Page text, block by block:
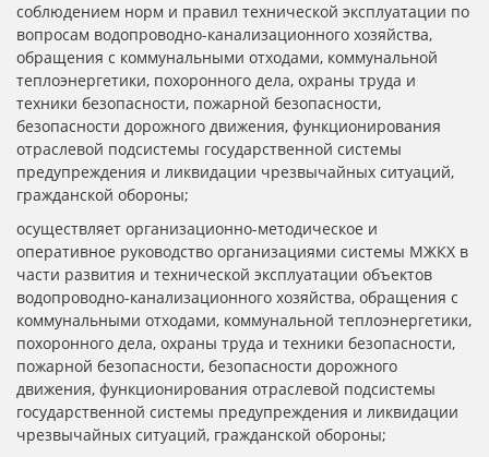
соблюдением норм и правил технической эксплуатации по
вопросам водопроводно-канализационного хозяйства,
обращения с коммунальными отходами, коммунальной
теплоэнергетики, похоронного дела, охраны труда и
техники безопасности, пожарной безопасности,
безопасности дорожного движения, функционирования
отраслевой подсистемы государственной системы
предупреждения и ликвидации чрезвычайных ситуаций,
гражданской обороны;
осуществляет организационно-методическое и
оперативное руководство организациями системы МЖКХ в
части развития и технической эксплуатации объектов
водопроводно-канализационного хозяйства, обращения с
коммунальными отходами, коммунальной теплоэнергетики,
похоронного дела, охраны труда и техники безопасности,
пожарной безопасности, безопасности дорожного
движения, функционирования отраслевой подсистемы
государственной системы предупреждения и ликвидации
чрезвычайных ситуаций, гражданской обороны;